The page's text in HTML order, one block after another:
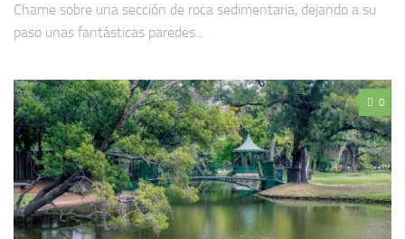
Chame sobre una sección de roca sedimentaria, dejando a su
paso unas fantásticas paredes...
0